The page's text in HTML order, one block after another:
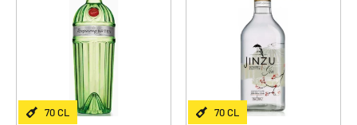
70 CL 70 CL